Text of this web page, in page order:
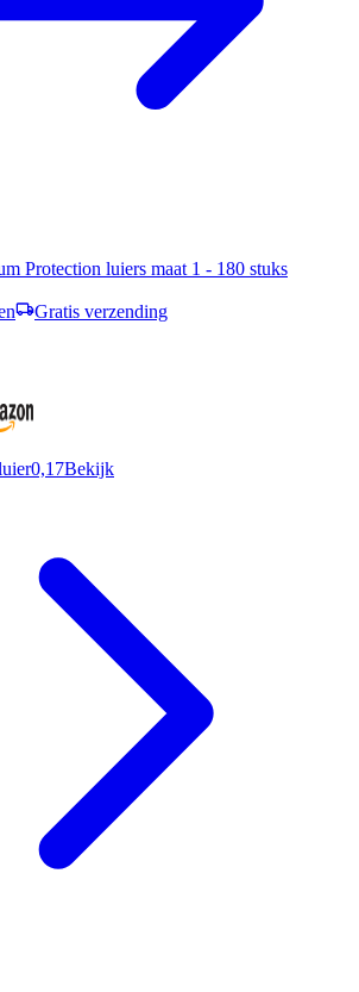
Protection luiers maat 1 - 180 stuks
Gratis verzending
0,17Bekijk